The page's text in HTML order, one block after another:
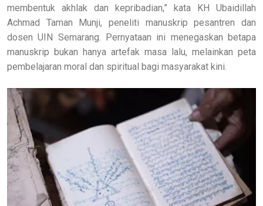
membentuk akhlak dan kepribadian,” kata KH Ubaidillah
Achmad Taman Munji, peneliti manuskrip pesantren dan
dosen UIN Semarang. Pernyataan ini menegaskan betapa
manuskrip bukan hanya artefak masa lalu, melainkan peta
pembelajaran moral dan spiritual bagi masyarakat kini.